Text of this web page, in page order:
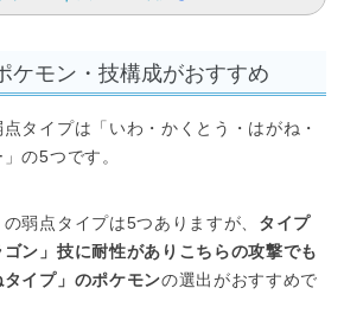
ケモン・技構成がおすすめ
タイプは「いわ・かくとう・はがね・
の5つです。
弱点タイプは5つありますが、 タイプ
ン」技に耐性がありこちらの攻撃でも
イプ」のポケモンの選出がおすすめで